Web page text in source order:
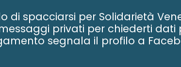
spacciarsi per Solidarietà
privati per chiederti dati
segnala il profilo a